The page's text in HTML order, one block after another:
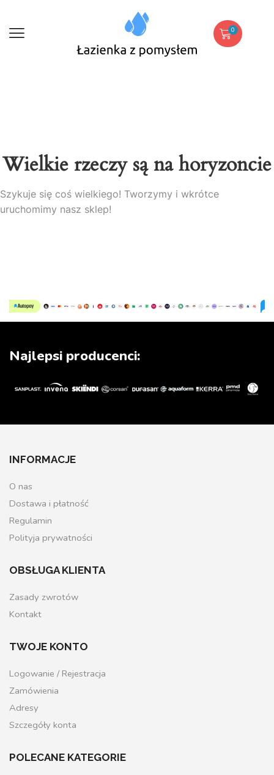
0
Wielkie rzeczy są na horyzoncie
Szykuje się coś wielkiego! Tworzymy i wkrótce
uruchomimy nasz sklep!
Najlepsi producenci:
INFORMACJE
O nas
Dostawa i płatność
Regulamin
Polityja prywatności
OBSŁUGA KLIENTA
Zasady zwrotów
Kontakt
TWOJE KONTO
Logowanie / Rejestracja
Zamówienia
Adresy
Szczegóły konta
POLECANE KATEGORIE